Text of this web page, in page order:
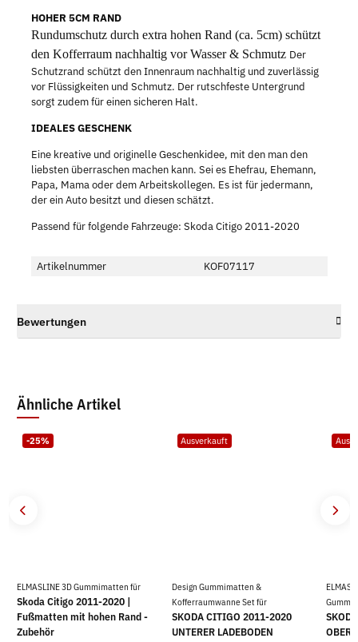
HOHER 5CM RAND
Rundumschutz durch extra hohen Rand (ca. 5cm) schützt
den Kofferraum nachhaltig vor Wasser & Schmutz Der
Schutzrand schützt den Innenraum nachhaltig und zuverlässig
vor Flüssigkeiten und Schmutz. Der rutschfeste Untergrund
sorgt zudem für einen sicheren Halt.
IDEALES GESCHENK
Eine kreative und originelle Geschenkidee, mit den man den
liebsten überraschen machen kann. Sei es Ehefrau, Ehemann,
Papa, Mama oder dem Arbeitskollegen. Es ist für jedermann,
der ein Auto besitzt und diesen schätzt.
Passend für folgende Fahrzeuge: Skoda Citigo 2011-2020
Artikelnummer KOF07117
Bewertungen
Ähnliche Artikel
-25%
ELMASLINE 3D Gummimatten für
Skoda Citigo 2011-2020 |
Fußmatten mit hohen Rand -
Zubehör
Ausverkauft
Design Gummimatten &
Kofferraumwanne Set für
SKODA CITIGO 2011-2020
UNTERER LADEBODEN